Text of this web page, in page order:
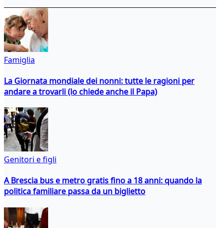
Famiglia
La Giornata mondiale dei nonni: tutte le ragioni per
andare a trovarli (lo chiede anche il Papa)
Genitori e figli
A Brescia bus e metro gratis fino a 18 anni: quando la
politica familiare passa da un biglietto